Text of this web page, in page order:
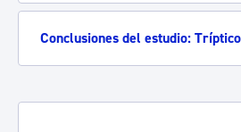
Conclusiones del estudio: